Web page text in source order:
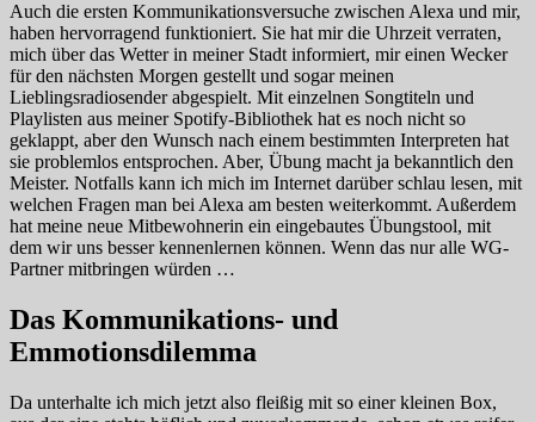
Auch die ersten Kommunikationsversuche zwischen Alexa und mir,
haben hervorragend funktioniert. Sie hat mir die Uhrzeit verraten,
mich über das Wetter in meiner Stadt informiert, mir einen Wecker
für den nächsten Morgen gestellt und sogar meinen
Lieblingsradiosender abgespielt. Mit einzelnen Songtiteln und
Playlisten aus meiner Spotify-Bibliothek hat es noch nicht so
geklappt, aber den Wunsch nach einem bestimmten Interpreten hat
sie problemlos entsprochen. Aber, Übung macht ja bekanntlich den
Meister. Notfalls kann ich mich im Internet darüber schlau lesen, mit
welchen Fragen man bei Alexa am besten weiterkommt. Außerdem
hat meine neue Mitbewohnerin ein eingebautes Übungstool, mit
dem wir uns besser kennenlernen können. Wenn das nur alle WG-
Partner mitbringen würden …
Das Kommunikations- und
Emmotionsdilemma
Da unterhalte ich mich jetzt also fleißig mit so einer kleinen Box,